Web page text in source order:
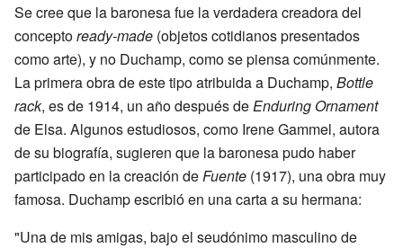
Se cree que la baronesa fue la verdadera creadora del
conceptoready-made (objetos cotidianos presentados
como arte), y no Duchamp, como se piensa comúnmente.
La primera obra de este tipo atribuida a Duchamp, Bottle
rack, es de 1914, un año después deEnduring Ornament
de Elsa. Algunos estudiosos, como Irene Gammel, autora
de su biografía, sugieren que la baronesa pudo haber
participado en la creación deFuente (1917), una obra muy
famosa. Duchamp escribió en una carta a su hermana:
"Una de mis amigas, bajo el seudónimo masculino de